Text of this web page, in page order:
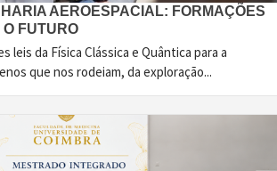
AEROESPACIAL: FORMAÇÕES
FUTURO
leis da Física Clássica e Quântica para a
que nos rodeiam, da exploração...